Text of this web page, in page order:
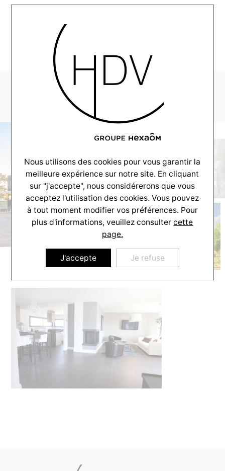
Nous utilisons des cookies pour vous garantir la
meilleure expérience sur notre site. En cliquant
sur "j'accepte", nous considérerons que vous
acceptez l'utilisation des cookies. Vous pouvez
à tout moment modifier vos préférences. Pour
plus d'informations, veuillez consultercette
page.
J'accepte Je refuse